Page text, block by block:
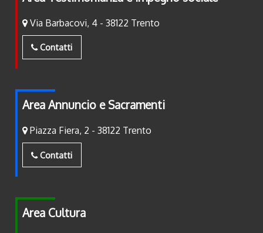
Via Barbacovi, 4 - 38122 Trento
Contatti
Area Annuncio e Sacramenti
Piazza Fiera, 2 - 38122 Trento
Contatti
Area Cultura